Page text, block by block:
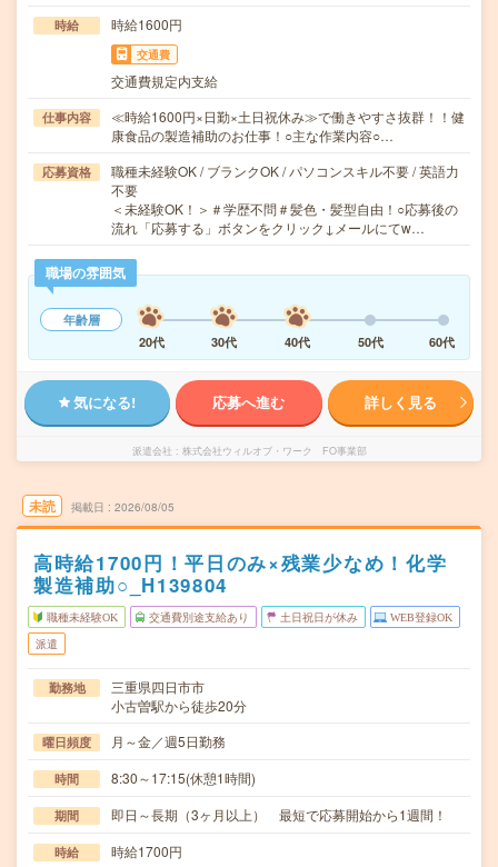
時給 時給1600円
交通費
交通費規定内支給
仕事内容
≪時給1600円×日勤×土日祝休み≫で働きやすさ抜群！！健
康食品の製造補助のお仕事！○主な作業内容○…
応募資格
職種未経験OK / ブランクOK / パソコンスキル不要 / 英語力
不要
＜未経験OK！＞＃学歴不問＃髪色・髪型自由！○応募後の
流れ「応募する」ボタンをクリック↓メールにてw…
職場の雰囲気
年齢層
20代
30代 40代 50代 60代
気になる! 応募へ進む 詳しく見る
派遣会社 株式会社ウィルオブ・ワーク FO事業部
未読 掲載日 2026/08/05
高時給1700円！平日のみ×残業少なめ！化学
製造補助○_H139804
職種未経験OK 交通費別途支給あり 土日祝日が休み WEB登録OK
派遣
勤務地
三重県四日市市
小古曽駅から徒歩20分
曜日頻度 月～金／週5日勤務
時間 8:30～17:15(休憩1時間)
期間 即日～長期（3ヶ月以上） 最短で応募開始から1週間！
時給 時給1700円